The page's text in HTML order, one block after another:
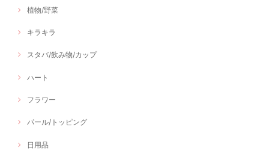
植物/野菜
キラキラ
スタバ/飲み物/カップ
ハート
フラワー
パール/トッピング
日用品